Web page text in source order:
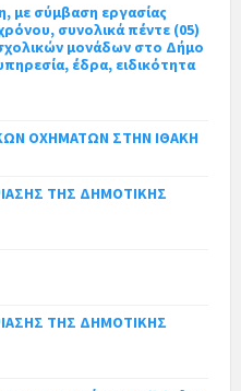
με σύμβαση εργασίας
συνολικά πέντε (05)
μονάδων στο Δήμο
έδρα, ειδικότητα
ΟΧΗΜΑΤΩΝ ΣΤΗΝ ΙΘΑΚΗ
ΤΗΣ ΔΗΜΟΤΙΚΗΣ
ΤΗΣ ΔΗΜΟΤΙΚΗΣ